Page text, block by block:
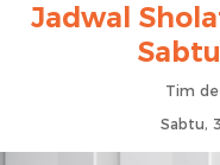
Jadwal
Tim
Sabtu,